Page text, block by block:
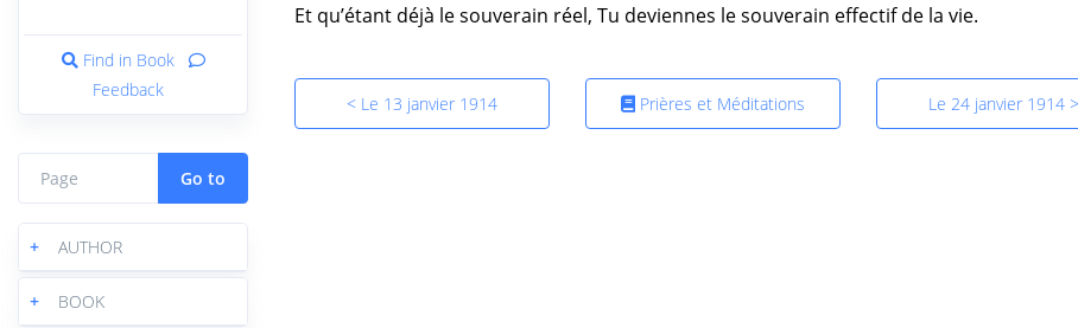
Find in Book
Feedback
Go to
+ AUTHOR
+ BOOK
Et qu’étant déjà le souverain réel, Tu deviennes le souverain effectif de la vie.
< Le 13 janvier 1914 Prières et Méditations Le 24 janvier 1914 >